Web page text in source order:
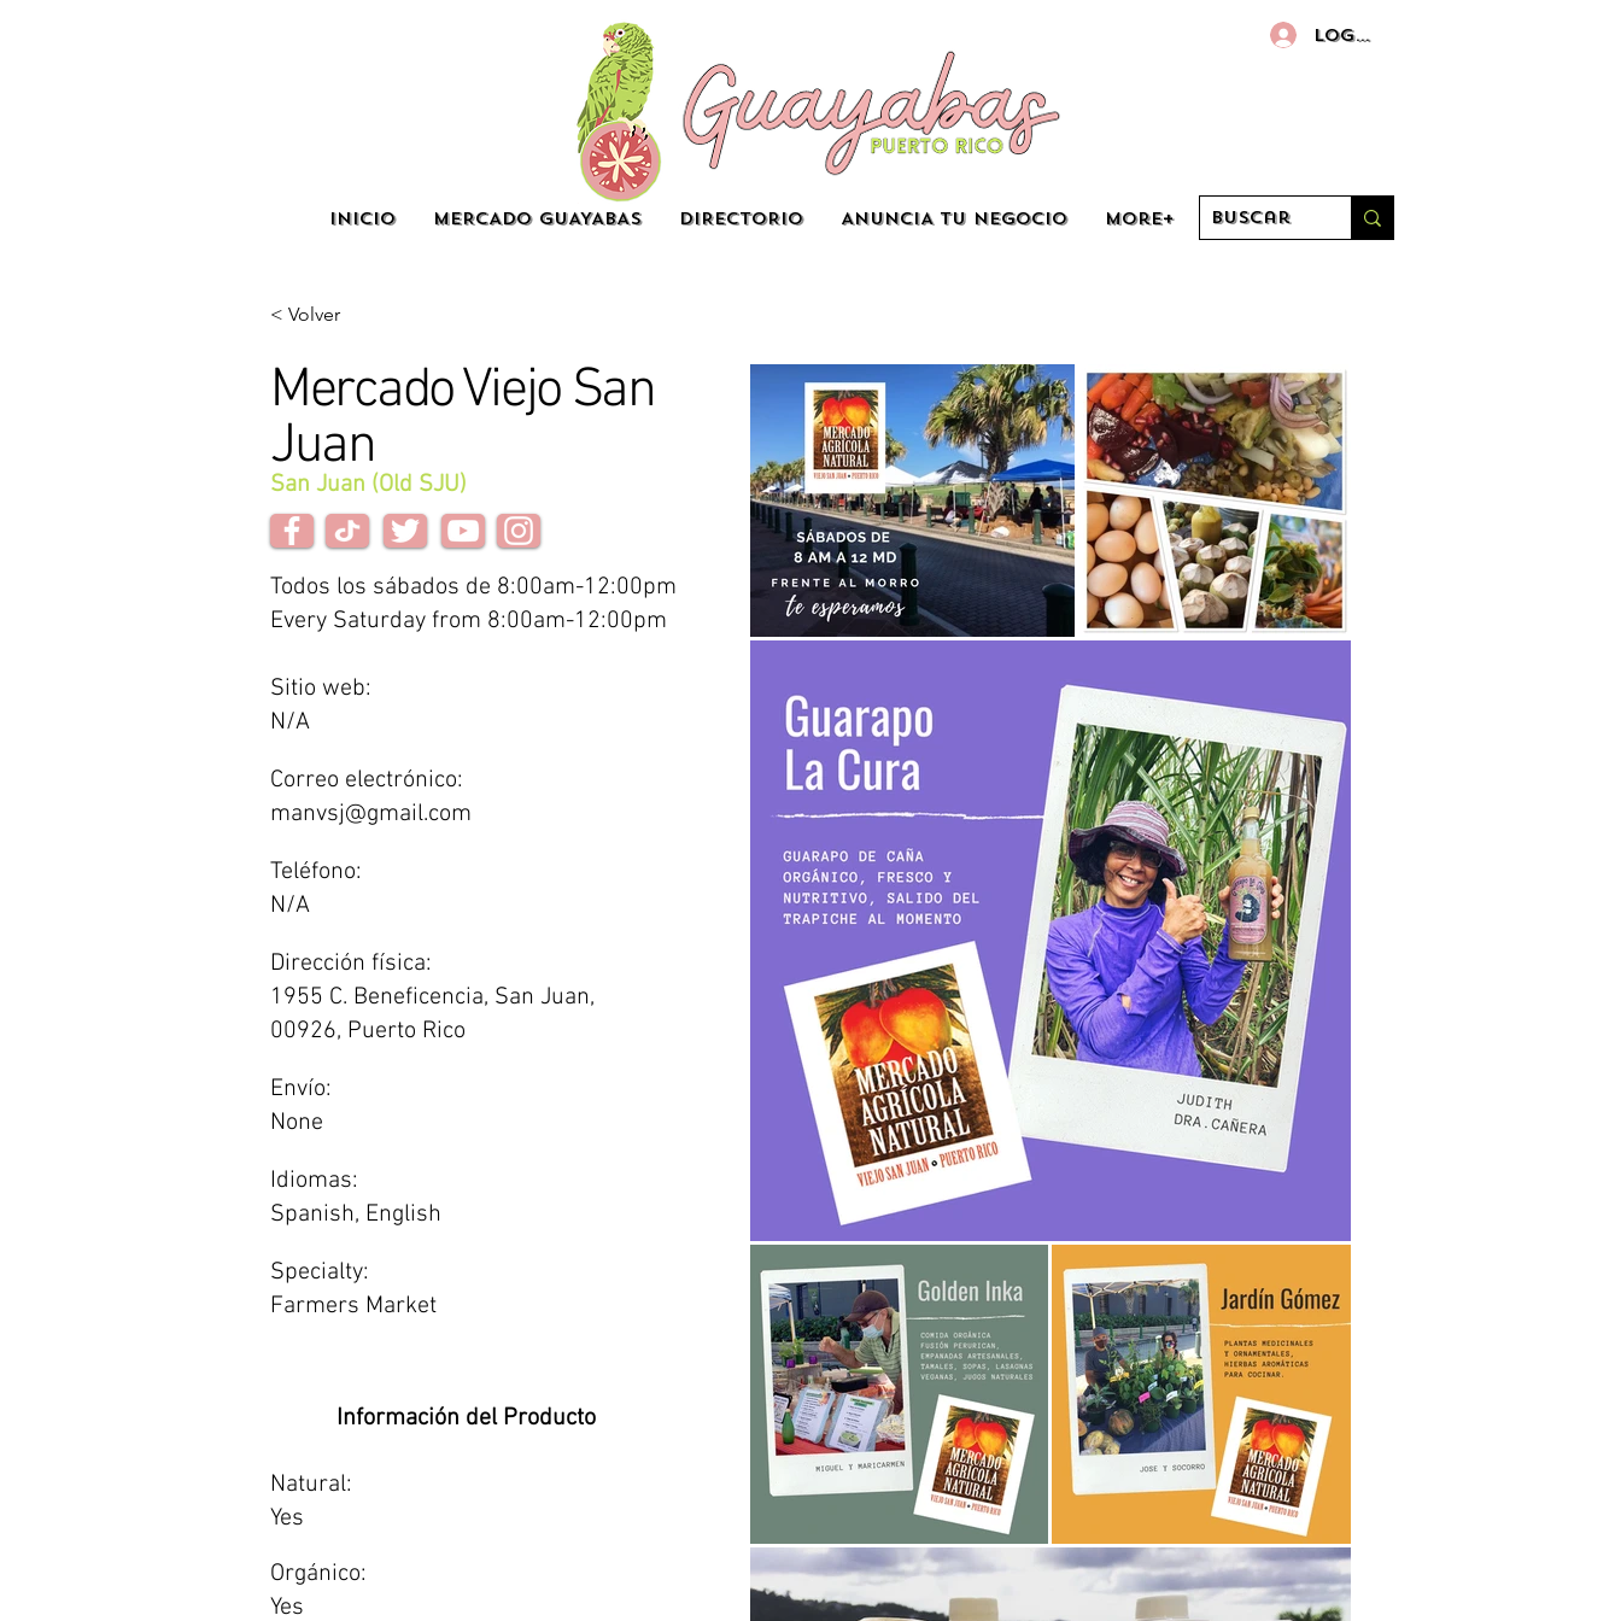
INICIO MERCADO GUAYABAS DIRECTORIO ANUNCIA TU NEGOCIO More+
Log in
< Volver
Mercado Viejo San
Juan
San Juan (Old SJU)
Todos los sábados de 8:00am-12:00pm
Every Saturday from 8:00am-12:00pm
Sitio web:
N/A
Correo electrónico:
manvsj@gmail.com
Teléfono:
N/A
Dirección física:
1955 C. Beneficencia, San Juan,
00926, Puerto Rico
Envío:
None
Idiomas:
Spanish, English
Specialty:
Farmers Market
Información del Producto
Natural:
Yes
Orgánico:
Yes